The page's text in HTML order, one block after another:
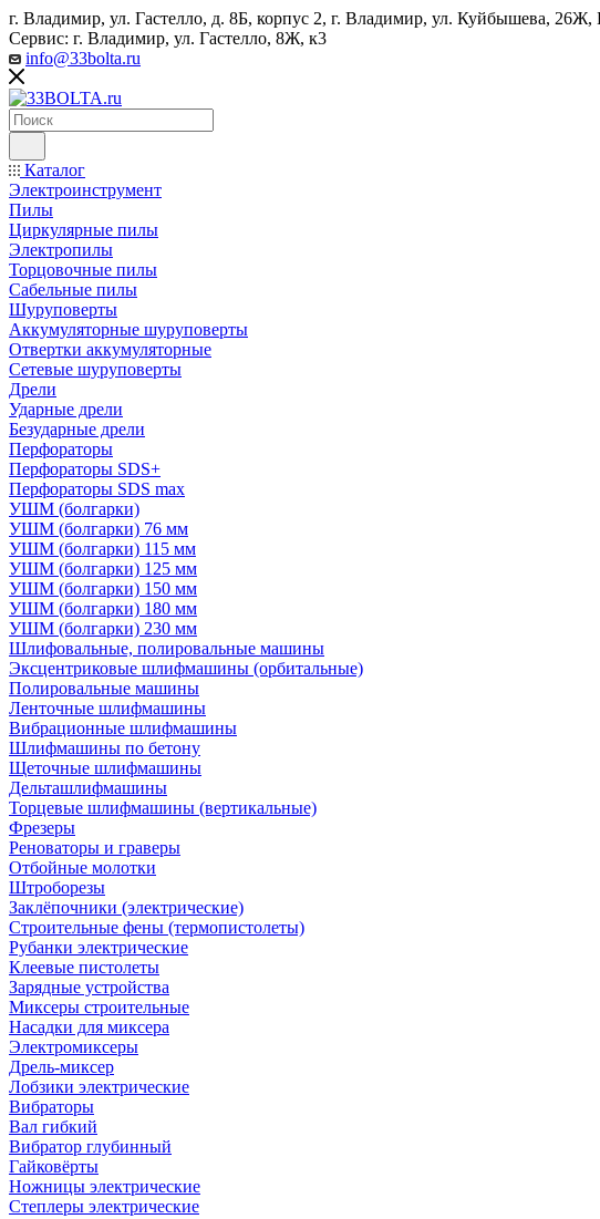
г. Владимир, ул. Гастелло, д. 8Б, корпус 2, г. Владимир, ул. ​Куйбышева, 26Ж,
Сервис: г. Владимир, ул. Гастелло, 8Ж, к3
info@33bolta.ru
Каталог
Электроинструмент
Пилы
Циркулярные пилы
Электропилы
Торцовочные пилы
Сабельные пилы
Шуруповерты
Аккумуляторные шуруповерты
Отвертки аккумуляторные
Сетевые шуруповерты
Дрели
Ударные дрели
Безударные дрели
Перфораторы
Перфораторы SDS+
Перфораторы SDS max
УШМ (болгарки)
УШМ (болгарки) 76 мм
УШМ (болгарки) 115 мм
УШМ (болгарки) 125 мм
УШМ (болгарки) 150 мм
УШМ (болгарки) 180 мм
УШМ (болгарки) 230 мм
Шлифовальные, полировальные машины
Эксцентриковые шлифмашины (орбитальные)
Полировальные машины
Ленточные шлифмашины
Вибрационные шлифмашины
Шлифмашины по бетону
Щеточные шлифмашины
Дельташлифмашины
Торцевые шлифмашины (вертикальные)
Фрезеры
Реноваторы и граверы
Отбойные молотки
Штроборезы
Заклёпочники (электрические)
Строительные фены (термопистолеты)
Рубанки электрические
Клеевые пистолеты
Зарядные устройства
Миксеры строительные
Насадки для миксера
Электромиксеры
Дрель-миксер
Лобзики электрические
Вибраторы
Вал гибкий
Вибратор глубинный
Гайковёрты
Ножницы электрические
Степлеры электрические